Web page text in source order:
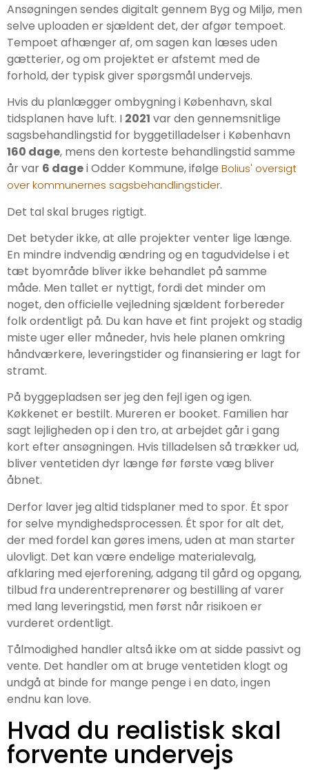
Ansøgningen sendes digitalt gennem Byg og Miljø, men
selve uploaden er sjældent det, der afgør tempoet.
Tempoet afhænger af, om sagen kan læses uden
gætterier, og om projektet er afstemt med de
forhold, der typisk giver spørgsmål undervejs.
Hvis du planlægger ombygning i København, skal
tidsplanen have luft. I 2021 var den gennemsnitlige
sagsbehandlingstid for byggetilladelser i København
160 dage, mens den korteste behandlingstid samme
år var 6 dagei Odder Kommune, ifølge Bolius' oversigt
over kommunernes sagsbehandlingstider.
Det tal skal bruges rigtigt.
Det betyder ikke, at alle projekter venter lige længe.
En mindre indvendig ændring og en tagudvidelse i et
tæt byområde bliver ikke behandlet på samme
måde. Men tallet er nyttigt, fordi det minder om
noget, den officielle vejledning sjældent forbereder
folk ordentligt på. Du kan have et fint projekt og stadig
miste uger eller måneder, hvis hele planen omkring
håndværkere, leveringstider og finansiering er lagt for
stramt.
På byggepladsen ser jeg den fejl igen og igen.
Køkkenet er bestilt. Mureren er booket. Familien har
sagt lejligheden op i den tro, at arbejdet går i gang
kort efter ansøgningen. Hvis tilladelsen så trækker ud,
bliver ventetiden dyr længe før første væg bliver
åbnet.
Derfor laver jeg altid tidsplaner med to spor. Ét spor
for selve myndighedsprocessen. Ét spor for alt det,
der med fordel kan gøres imens, uden at man starter
ulovligt. Det kan være endelige materialevalg,
afklaring med ejerforening, adgang til gård og opgang,
tilbud fra underentreprenører og bestilling af varer
med lang leveringstid, men først når risikoen er
vurderet ordentligt.
Tålmodighed handler altså ikke om at sidde passivt og
vente. Det handler om at bruge ventetiden klogt og
undgå at binde for mange penge i en dato, ingen
endnu kan love.
Hvad du realistisk skal
forvente undervejs